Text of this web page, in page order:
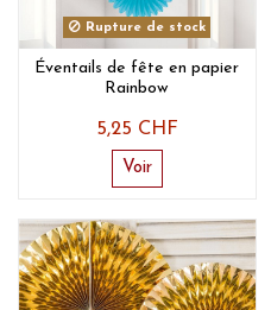
Rupture de stock
Éventails de fête en papier
Rainbow
5,25 CHF
Voir